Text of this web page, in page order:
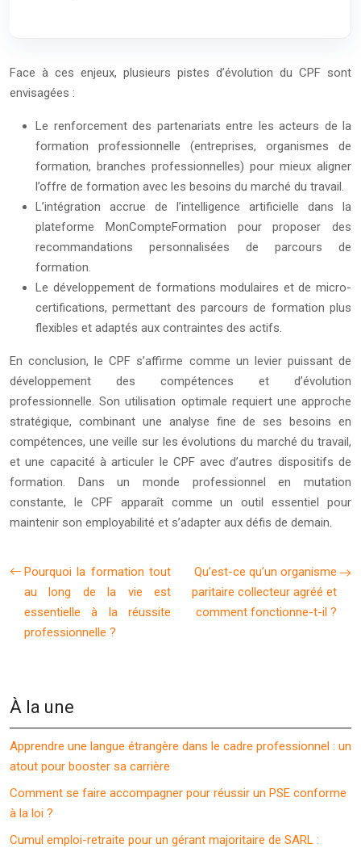
Face à ces enjeux, plusieurs pistes d’évolution du CPF sont
envisagées :
Le renforcement des partenariats entre les acteurs de la
formation professionnelle (entreprises, organismes de
formation, branches professionnelles) pour mieux aligner
l’offre de formation avec les besoins du marché du travail.
L’intégration accrue de l’intelligence artificielle dans la
plateforme MonCompteFormation pour proposer des
recommandations personnalisées de parcours de
formation.
Le développement de formations modulaires et de micro-
certifications, permettant des parcours de formation plus
flexibles et adaptés aux contraintes des actifs.
En conclusion, le CPF s’affirme comme un levier puissant de
développement des compétences et d’évolution
professionnelle. Son utilisation optimale requiert une approche
stratégique, combinant une analyse fine de ses besoins en
compétences, une veille sur les évolutions du marché du travail,
et une capacité à articuler le CPF avec d’autres dispositifs de
formation. Dans un monde professionnel en mutation
constante, le CPF apparaît comme un outil essentiel pour
maintenir son employabilité et s’adapter aux défis de demain.
Pourquoi la formation tout
au long de la vie est
essentielle à la réussite
professionnelle ?
Qu’est-ce qu’un organisme
paritaire collecteur agréé et
comment fonctionne-t-il ?
À la une
Apprendre une langue étrangère dans le cadre professionnel : un
atout pour booster sa carrière
Comment se faire accompagner pour réussir un PSE conforme
à la loi ?
Cumul emploi-retraite pour un gérant majoritaire de SARL :